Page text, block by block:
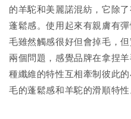
的羊駝和美麗諾混紡，它除
蓬鬆感。使用起來有親膚有
毛雖然觸感很好但會掉毛，
兩個問題，感覺品牌在拿捏
種纖維的特性互相牽制彼此
毛的蓬鬆感和羊駝的滑順特性